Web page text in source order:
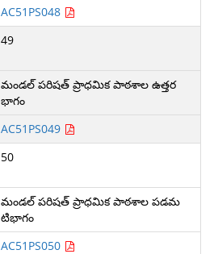
AC51PS048
49
మండల్ పరిషత్ ప్రాధమిక పాఠశాల ఉత్తర
భాగం
AC51PS049
50
మండల్ పరిషత్ ప్రాధమిక పాఠశాల పడమ
టిభాగం
AC51PS050